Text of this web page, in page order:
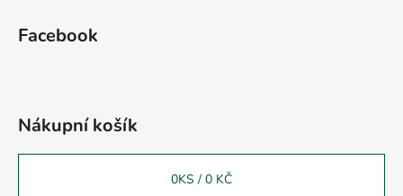
Facebook
Nákupní košík
0KS / 0 KČ